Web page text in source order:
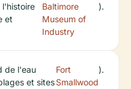
l'histoire
et
Baltimore
Museum of
Industry
).
de l'eau
et sites
Fort
Smallwood
).